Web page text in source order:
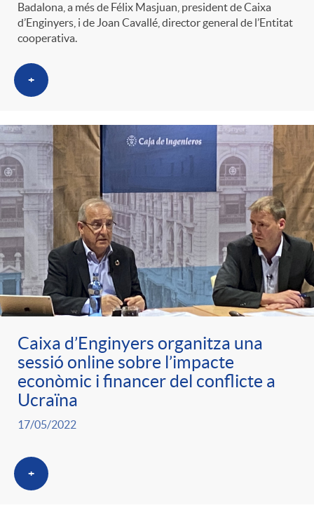
Badalona, a més de Félix Masjuan, president de Caixa
d’Enginyers, i de Joan Cavallé, director general de l’Entitat
cooperativa.
+
Caixa d’Enginyers organitza una
sessió online sobre l’impacte
econòmic i financer del conflicte a
Ucraïna
17/05/2022
+